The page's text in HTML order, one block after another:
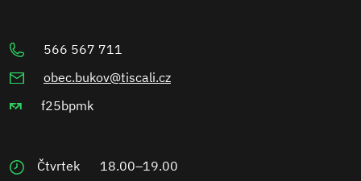
566 567 711
obec.bukov@tiscali.cz
f25bpmk
Čtvrtek 18.00–19.00